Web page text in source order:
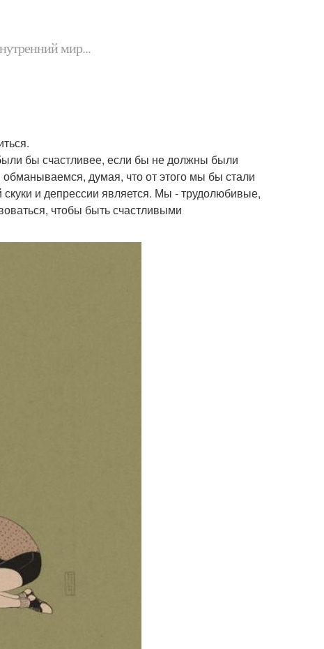
мир...
бы счастливее, если бы не должны были
думая, что от этого мы бы стали
и депрессии является. Мы - трудолюбивые,
чтобы быть счастливыми